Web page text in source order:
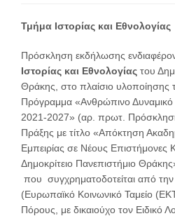
Τμήμα Ιστορίας και Εθνολογίας
Πρόσκληση εκδήλωσης
Ιστορίας και Εθνολογίας του
Θράκης, στο πλαίσιο υλοποίησης
Πρόγραμμα «Ανθρώπινο Δυναμικό
2021-2027» (αρ. πρωτ.
Πράξης με τίτλο «Απόκτηση
Εμπειρίας σε Νέους Επιστήμονες
Δημοκρίτειο Πανεπιστήμιο
που συγχρηματοδοτείται από
(Ευρωπαϊκό Κοινωνικό Ταμείο
Πόρους, με δικαιούχο τον Ειδικό